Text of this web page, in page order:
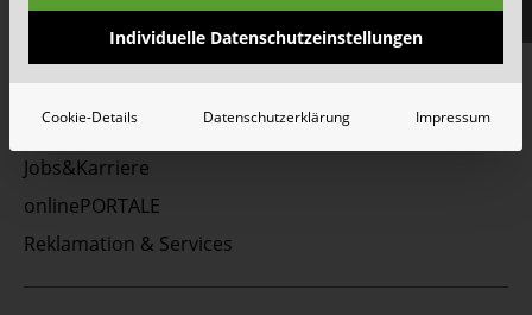
Top Themen:
Container & Behälter
FAQ
Jobs&Karriere
onlinePORTALE
Reklamation & Services
Individuelle Datenschutzeinstellungen
Cookie-Details Datenschutzerklärung Impressum